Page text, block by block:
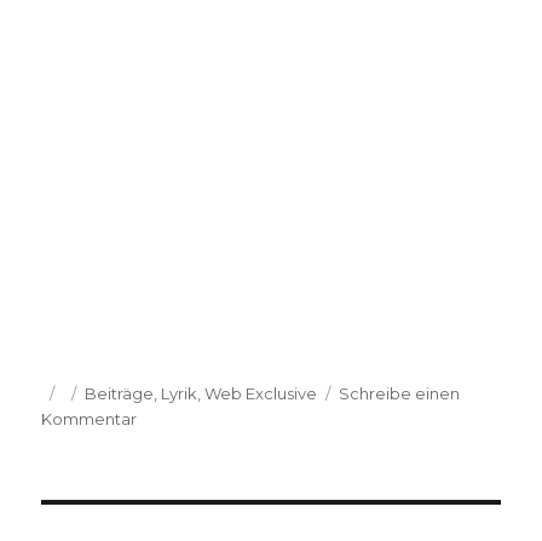
Veröffentlicht
am
Kategorien
Beiträge Lyrik ,Web Exclusive
Schreibe einen
Kommentarzu